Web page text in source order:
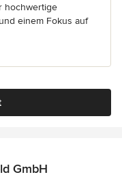
hochwertige
einem Fokus auf
GmbH
Sternen